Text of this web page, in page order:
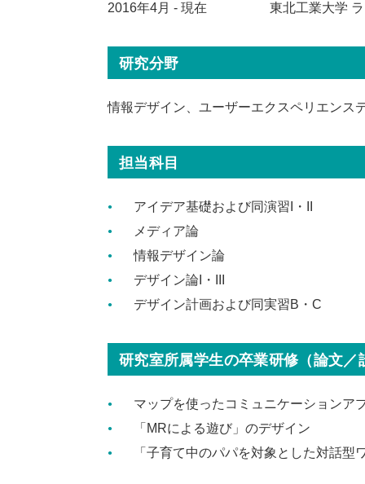
2016年4月 - 現在
東北工業大学
研究分野
情報デザイン、ユーザーエクスペリエンス
担当科目
アイデア基礎および同演習I・II
メディア論
情報デザイン論
デザイン論I・III
デザイン計画および同実習B・C
研究室所属学生の卒業研修（論文／
マップを使ったコミュニケーションア
「MRによる遊び」のデザイン
「子育て中のパパを対象とした対話型